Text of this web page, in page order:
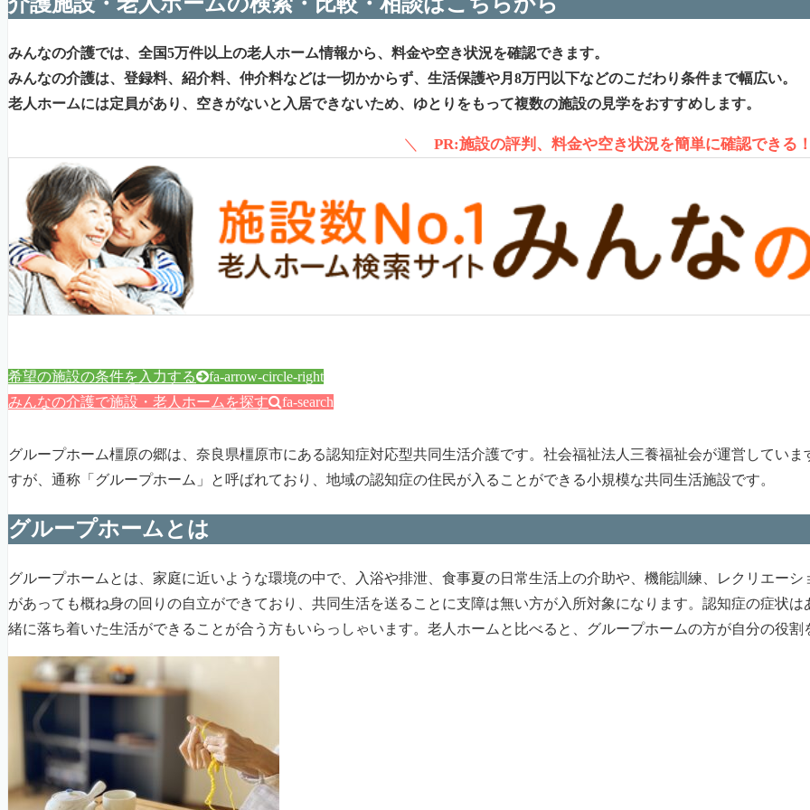
みんなの介護では、全国5万件以上の老人ホーム情報から、料金や空き状況を確認できます。
みんなの介護は、登録料、紹介料、仲介料などは一切かからず、生活保護や月8万円以下などのこだわり条件まで幅広い。
老人ホームには定員があり、空きがないと入居できないため、ゆとりをもって複数の施設の見学をおすすめします。
＼ PR:施設の評判、料金や空き状況を簡単に確認できる
希望の施設の条件を入力する fa-arrow-circle-right
みんなの介護で施設・老人ホームを探す fa-search
グループホーム橿原の郷は、奈良県橿原市にある認知症対応型共同生活介護です。社会福祉法人三養福祉会が運営してい
すが、通称「グループホーム」と呼ばれており、地域の認知症の住民が入ることができる小規模な共同生活施設です。
グループホームとは
グループホームとは、家庭に近いような環境の中で、入浴や排泄、食事夏の日常生活上の介助や、機能訓練、レクリエー
があっても概ね身の回りの自立ができており、共同生活を送ることに支障は無い方が入所対象になります。認知症の症状
緒に落ち着いた生活ができることが合う方もいらっしゃいます。老人ホームと比べると、グループホームの方が自分の役